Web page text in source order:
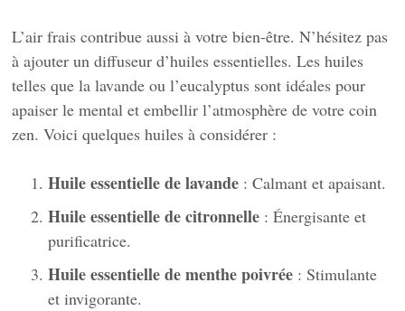
L’air frais contribue aussi à votre bien-être. N’hésitez pas
à ajouter un diffuseur d’huiles essentielles. Les huiles
telles que la lavande ou l’eucalyptus sont idéales pour
apaiser le mental et embellir l’atmosphère de votre coin
zen. Voici quelques huiles à considérer :
Huile essentielle de lavande : Calmant et apaisant.
Huile essentielle de citronnelle : Énergisante et
purificatrice.
Huile essentielle de menthe poivrée : Stimulante
et invigorante.